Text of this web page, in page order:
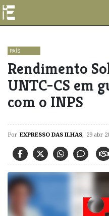
PAÍS
Rendimento
UNTC-CS em
com o INPS
Por EXPRESSO DAS ILHAS, 29 abr